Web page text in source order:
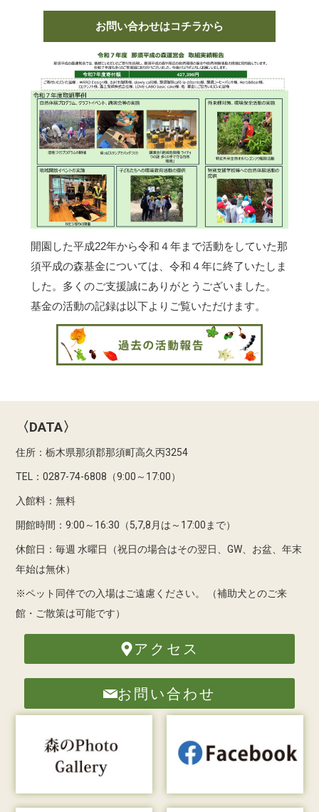
お問い合わせはコチラから
開園した平成22年から令和４年まで活動をしていた那
須平成の森基金については、令和４年に終了いたしま
した。多くのご支援誠にありがとうございました。
基金の活動の記録は以下よりご覧いただけます。
〈DATA〉
住所：栃木県那須郡那須町高久丙3254
TEL：0287-74-6808（9:00～17:00）
入館料：無料
開館時間：9:00～16:30（5,7,8月は～17:00まで）
休館日：毎週 水曜日（祝日の場合はその翌日、GW、お盆、年末
年始は無休）
※ペット同伴での入場はご遠慮ください。
（補助犬とのご来
館・ご散策は可能です）
アクセス
お問い合わせ